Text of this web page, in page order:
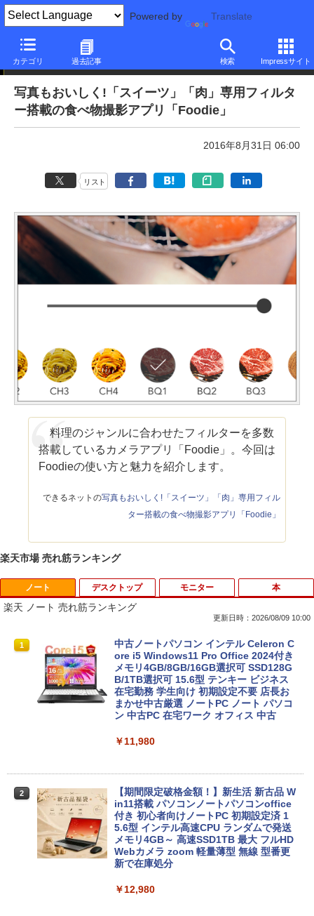
Powered by Translate
カテゴリ 過去記事 検索 Impressサイト
本日のできるネット
写真もおいしく!「スイーツ」「肉」専用フィルタ
ー搭載の食べ物撮影アプリ「Foodie」
2016年8月31日 06:00
リスト
料理のジャンルに合わせたフィルターを多数
搭載しているカメラアプリ「Foodie」。今回は
Foodieの使い方と魅力を紹介します。
できるネットの写真もおいしく!「スイーツ」「肉」専用フィル
ター搭載の食べ物撮影アプリ「Foodie」
楽天市場 売れ筋ランキング
ノート
楽天 ノート 売れ筋ランキング
更新日時：2026/08/09 10:00
1
中古ノートパソコン インテル Celeron C
ore i5 Windows11 Pro Office 2024付き
メモリ4GB/8GB/16GB選択可 SSD128G
B/1TB選択可 15.6型 テンキー ビジネス
在宅勤務 学生向け 初期設定不要 店長お
まかせ中古厳選 ノートPC ノート パソコ
ン 中古PC 在宅ワーク オフィス 中古
￥11,980
2
【期間限定破格金額！】新生活 新古品 W
in11搭載 パソコンノートパソコンoffice
付き 初心者向けノートPC 初期設定済 1
5.6型 インテル高速CPU ランダムで発送
メモリ4GB～ 高速SSD1TB 最大 フルHD
Webカメラ zoom 軽量薄型 無線 型番更
新で在庫処分
￥12,980
デスクトップ モニター 本